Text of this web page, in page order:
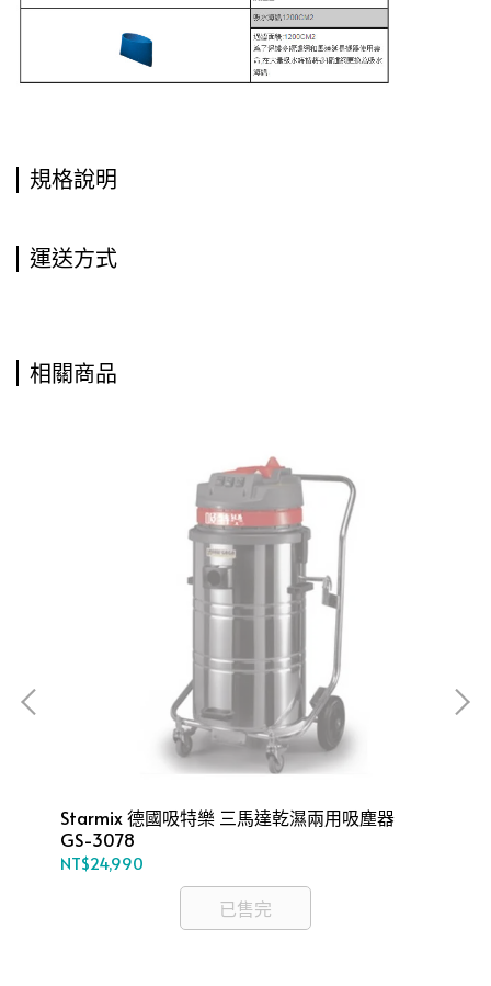
規格說明
運送方式
相關商品
Starmix 德國吸特樂 三馬達乾濕兩用吸塵器
GS-3078
NT$24,990
已售完